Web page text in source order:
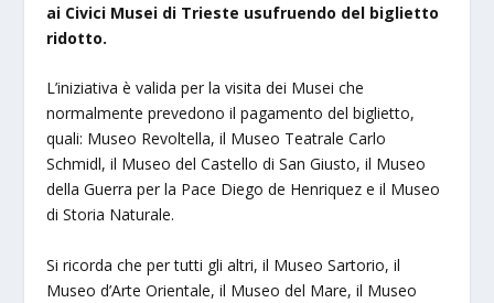
ai Civici Musei di Trieste usufruendo del biglietto
ridotto.
L’iniziativa è valida per la visita dei Musei che
normalmente prevedono il pagamento del biglietto,
quali: Museo Revoltella, il Museo Teatrale Carlo
Schmidl, il Museo del Castello di San Giusto, il Museo
della Guerra per la Pace Diego de Henriquez e il Museo
di Storia Naturale.
Si ricorda che per tutti gli altri, il Museo Sartorio, il
Museo d’Arte Orientale, il Museo del Mare, il Museo